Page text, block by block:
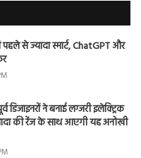
से ज्यादा स्मार्ट, ChatGPT और
ने बनाई लग्जरी इलेक्ट्रिक
की रेंज के साथ आएगी यह अनोखी